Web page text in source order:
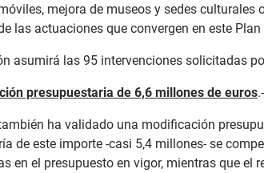
mejora de museos y sedes culturales
las actuaciones que convergen en este
asumirá las 95 intervenciones solicitadas
presupuestaria de 6,6 millones de euros.-
ha validado una modificación
de este importe -casi 5,4 millones- se
en el presupuesto en vigor, mientras que el